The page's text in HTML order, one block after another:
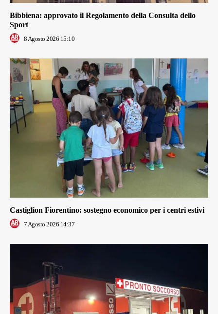
Bibbiena: approvato il Regolamento della Consulta dello
Sport
8 Agosto 2026 15:10
Castiglion Fiorentino: sostegno economico per i centri estivi
7 Agosto 2026 14:37